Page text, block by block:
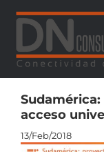
contenido
acceso
13/Feb/2018